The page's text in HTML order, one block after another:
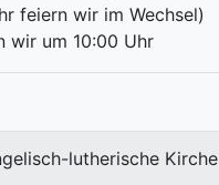
feiern wir im Wechsel)
wir um 10:00 Uhr
lutherische Kirche